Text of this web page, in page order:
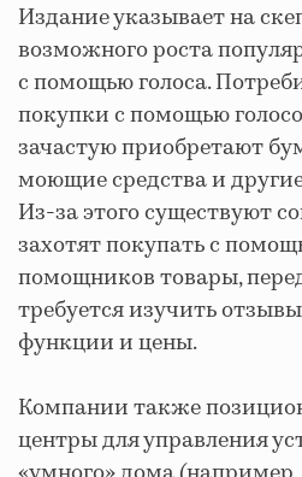
Издание указывает на
возможного роста
с помощью голоса.
покупки с помощью
зачастую приобретают
моющие средства и
Из-за этого существуют
захотят покупать с
помощников товары,
требуется изучить
функции и цены.
Компании также
центры для управления